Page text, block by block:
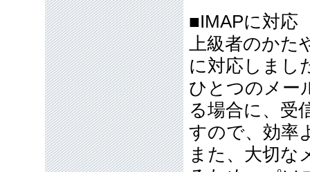
■IMAPに対応
上級者のか
に対応しまし
ひとつのメー
る場合に、受
すので、効率
また、大切な